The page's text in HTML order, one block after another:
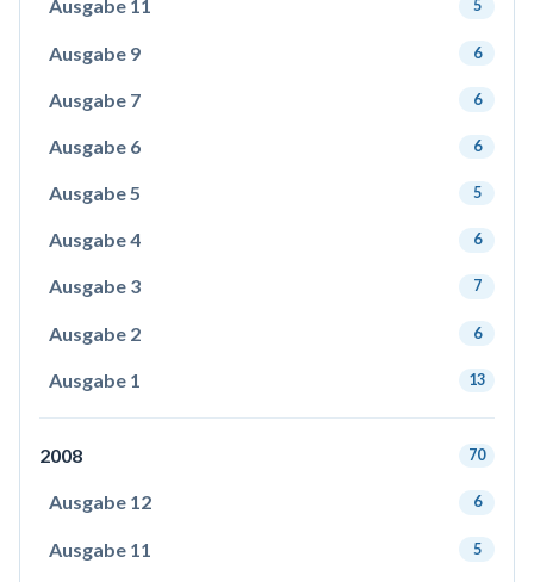
Ausgabe 11 5
Ausgabe 9 6
Ausgabe 7 6
Ausgabe 6 6
Ausgabe 5 5
Ausgabe 4 6
Ausgabe 3 7
Ausgabe 2 6
Ausgabe 1 13
2008 70
Ausgabe 12 6
Ausgabe 11 5